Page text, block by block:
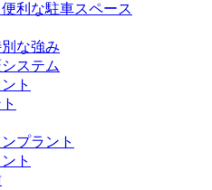
利な駐車スペース
な強み
ステム
ト
プラント
ト